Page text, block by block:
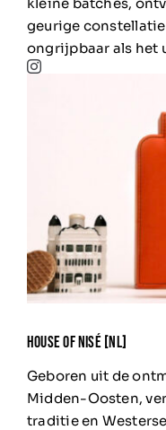
geurige
ongrijpbaar als het
HOUSE OF NISÉ [nl]
Geboren uit de
Midden-Oosten,
traditie en